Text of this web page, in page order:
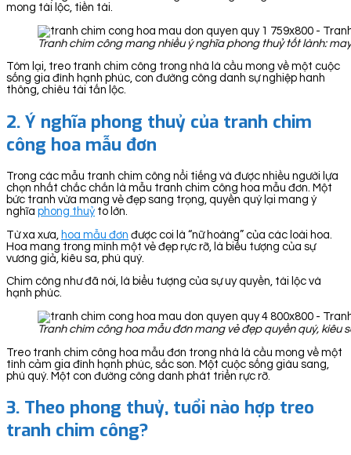
mong tài lộc, tiền tài.
Tranh chim công mang nhiều ý nghĩa phong thuỷ tốt lành:
Tóm lại, treo tranh chim công trong nhà là cầu mong về một cuộc
sống gia đình hạnh phúc, con đường công danh sự nghiệp hanh
thông, chiêu tài tấn lộc.
2. Ý nghĩa phong thuỷ của tranh chim
công hoa mẫu đơn
Trong các mẫu tranh chim công nổi tiếng và được nhiều người lựa
chọn nhất chắc chắn là mẫu tranh chim công hoa mẫu đơn. Một
bức tranh vừa mang vẻ đẹp sang trọng, quyền quý lại mang ý
nghĩa phong thuỷ to lớn.
Từ xa xưa, hoa mẫu đơn được coi là “nữ hoàng” của các loài hoa.
Hoa mang trong mình một vẻ đẹp rực rỡ, là biểu tượng của sự
vương giả, kiêu sa, phú quý.
Chim công như đã nói, là biểu tượng của sự uy quyền, tài lộc và
hạnh phúc.
Tranh chim công hoa mẫu đơn mang vẻ đẹp quyền quý, kiêu
Treo tranh chim công hoa mẫu đơn trong nhà là cầu mong về một
tình cảm gia đình hạnh phúc, sắc son. Một cuộc sống giàu sang,
phú quý. Một con đường công danh phát triển rực rỡ.
3. Theo phong thuỷ, tuổi nào hợp treo
tranh chim công?